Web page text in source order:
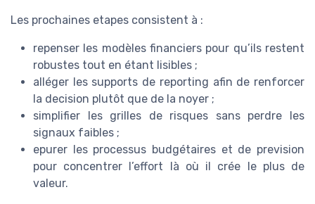
Les prochaines etapes consistent à :
repenser les modèles financiers pour qu’ils restent
robustes tout en étant lisibles ;
alléger les supports de reporting afin de renforcer
la decision plutôt que de la noyer ;
simplifier les grilles de risques sans perdre les
signaux faibles ;
epurer les processus budgétaires et de prevision
pour concentrer l’effort là où il crée le plus de
valeur.